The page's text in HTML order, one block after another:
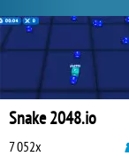
Snake 2048.io
7 052x